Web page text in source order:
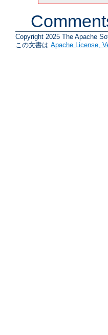
Copyright 2025 The Apache
この文書は Apache License,